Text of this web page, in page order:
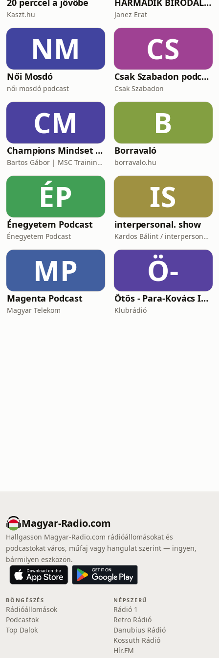
20 perccel a jövőbe
Kaszt.hu
HARMADIK BIRODALOM – a nemzetiszocializmus története
Janez Erat
NM
Női Mosdó
női mosdó podcast
CS
Csak Szabadon podcast
Csak Szabadon
CM
Champions Mindset Podcast
Bartos Gábor | MSC Training Group
B
Borravaló
borravalo.hu
ÉP
Énegyetem Podcast
Énegyetem Podcast
IS
interpersonal. show
Kardos Bálint / interpersonal.host
MP
Magenta Podcast
Magyar Telekom
Ö-
Ötös - Para-Kovács Imrével
Klubrádió
Magyar-Radio.com
Hallgasson Magyar-Radio.com rádióállomásokat és
podcastokat város, műfaj vagy hangulat szerint — ingyen,
bármilyen eszközön.
BÖNGÉSZÉS
Rádióállomások
Podcastok
Top Dalok
NÉPSZERŰ
Rádió 1
Retro Rádió
Danubius Rádió
Kossuth Rádió
Hír.FM